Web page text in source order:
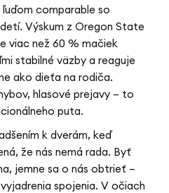
comparable so
Výskum z Oregon State
viac než 60 % mačiek
stabilné väzby a reaguje
ako dieťa na rodiča.
hlasové prejavy – to
puta.
k dverám, keď
že nás nemá rada. Byť
jemne sa o nás obtrieť –
spojenia. V očiach